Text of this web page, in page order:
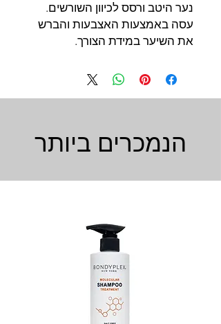
נער היטב ורסס לכיוון השורשים.
עסה באמצעות האצבעות והברש
את השיער במידת הצורך.
הנמכרים ביותר